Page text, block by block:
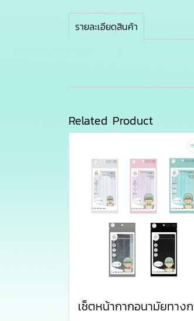
รายละเอียดสินค้า
Related Product